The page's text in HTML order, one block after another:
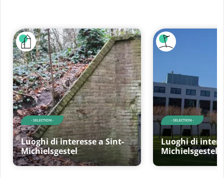
- SELECTION -
Luoghi di interesse a Sint-
Michielsgestel
- SELECTION -
Luoghi di
Michielsgestel